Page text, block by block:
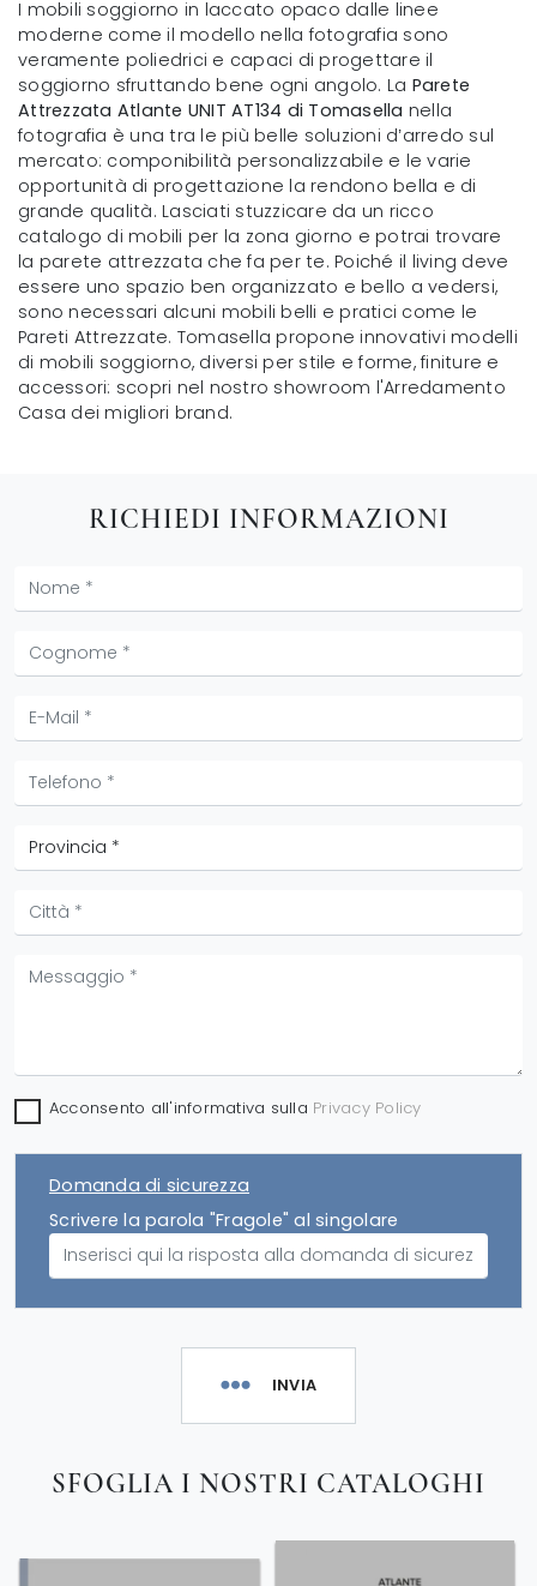
I mobili soggiorno in laccato opaco dalle linee
moderne come il modello nella fotografia sono
veramente poliedrici e capaci di progettare il
soggiorno sfruttando bene ogni angolo. La Parete
Attrezzata Atlante UNIT AT134 di Tomasella nella
fotografia è una tra le più belle soluzioni d’arredo sul
mercato: componibilità personalizzabile e le varie
opportunità di progettazione la rendono bella e di
grande qualità. Lasciati stuzzicare da un ricco
catalogo di mobili per la zona giorno e potrai trovare
la parete attrezzata che fa per te. Poiché il living deve
essere uno spazio ben organizzato e bello a vedersi,
sono necessari alcuni mobili belli e pratici come le
Pareti Attrezzate. Tomasella propone innovativi modelli
di mobili soggiorno, diversi per stile e forme, finiture e
accessori: scopri nel nostro showroom l'Arredamento
Casa dei migliori brand.
RICHIEDI INFORMAZIONI
Acconsento all'informativa sulla Privacy Policy
Domanda di sicurezza
Scrivere la parola "Fragole" al singolare
INVIA
SFOGLIA I NOSTRI CATALOGHI